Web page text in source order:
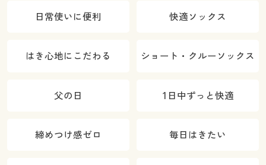
日常使いに便利 快適ソックス
はき心地にこだわる ショート・クルーソックス
父の日 1日中ずっと快適
締めつけ感ゼロ 毎日はきたい